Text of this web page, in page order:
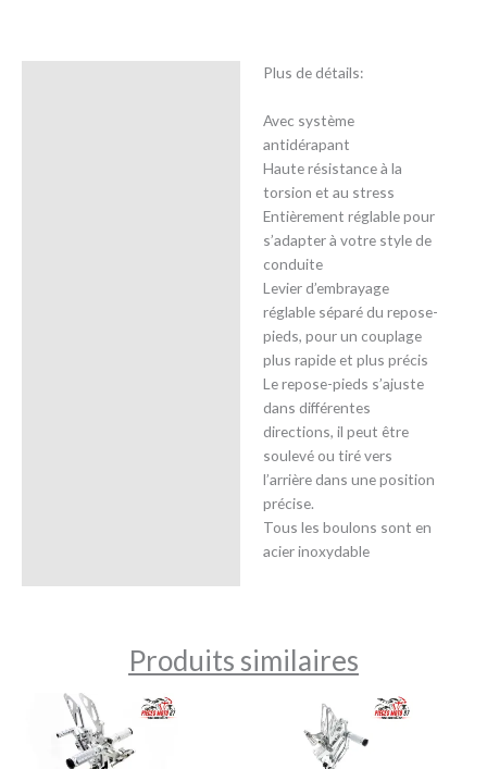
Plus de détails:
Avec système
antidérapant
Haute résistance à la
torsion et au stress
Entièrement réglable pour
s’adapter à votre style de
conduite
Levier d’embrayage
réglable séparé du repose-
pieds, pour un couplage
plus rapide et plus précis
Le repose-pieds s’ajuste
dans différentes
directions, il peut être
soulevé ou tiré vers
l’arrière dans une position
précise.
Tous les boulons sont en
acier inoxydable
Produits similaires